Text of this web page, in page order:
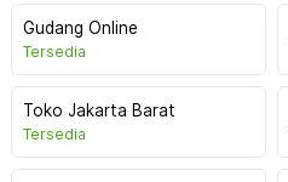
Gudang Online
Tersedia
Toko Jakarta Barat
Tersedia